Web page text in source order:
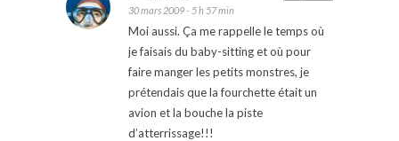
30 mars 2009 - 5 h 57 min
Moi aussi. Ça me rappelle le temps où
je faisais du baby-sitting et où pour
faire manger les petits monstres, je
prétendais que la fourchette était un
avion et la bouche la piste
d’atterrissage!!!